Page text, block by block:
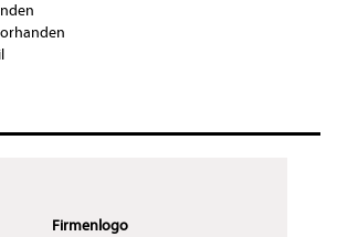
Firmenlogo